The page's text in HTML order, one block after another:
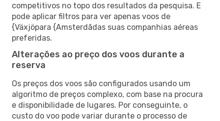
competitivos no topo dos resultados da pesquisa. E
pode aplicar filtros para ver apenas voos de
{Växjöpara {Amsterdãdas suas companhias aéreas
preferidas.
Alterações ao preço dos voos durante a
reserva
Os preços dos voos são configurados usando um
algoritmo de preços complexo, com base na procura
e disponibilidade de lugares. Por conseguinte, o
custo do voo pode variar durante o processo de